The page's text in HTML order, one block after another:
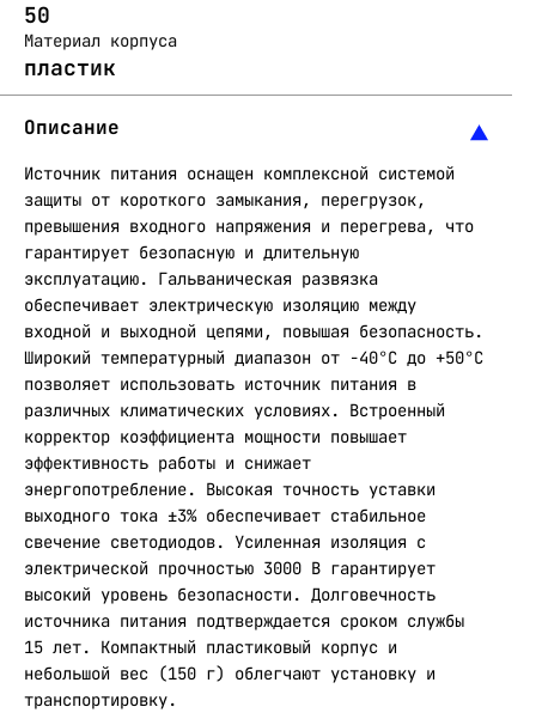
50
Материал корпуса
пластик
Описание
Источник питания оснащен комплексной системой
защиты от короткого замыкания, перегрузок,
превышения входного напряжения и перегрева, что
гарантирует безопасную и длительную
эксплуатацию. Гальваническая развязка
обеспечивает электрическую изоляцию между
входной и выходной цепями, повышая безопасность.
Широкий температурный диапазон от -40°С до +50°С
позволяет использовать источник питания в
различных климатических условиях. Встроенный
корректор коэффициента мощности повышает
эффективность работы и снижает
энергопотребление. Высокая точность уставки
выходного тока ±3% обеспечивает стабильное
свечение светодиодов. Усиленная изоляция с
электрической прочностью 3000 В гарантирует
высокий уровень безопасности. Долговечность
источника питания подтверждается сроком службы
15 лет. Компактный пластиковый корпус и
небольшой вес (150 г) облегчают установку и
транспортировку.